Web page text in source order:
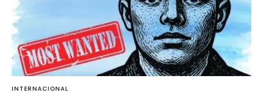
INTERNACIONAL